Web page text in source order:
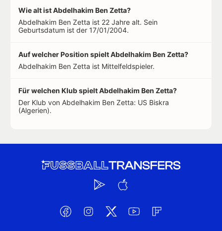
Wie alt ist Abdelhakim Ben Zetta?
Abdelhakim Ben Zetta ist 22 Jahre alt. Sein
Geburtsdatum ist der 17/01/2004.
Auf welcher Position spielt Abdelhakim Ben Zetta?
Abdelhakim Ben Zetta ist Mittelfeldspieler.
Für welchen Klub spielt Abdelhakim Ben Zetta?
Der Klub von Abdelhakim Ben Zetta: US Biskra
(Algerien).